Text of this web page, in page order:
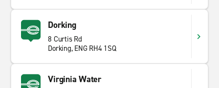
Dorking
8 Curtis Rd
Dorking, ENG RH4 1SQ
Virginia Water